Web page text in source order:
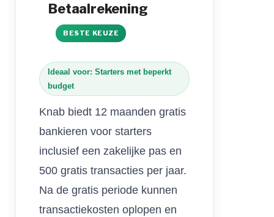
Betaalrekening
BESTE KEUZE
Ideaal voor: Starters met beperkt
budget
Knab biedt 12 maanden gratis
bankieren voor starters
inclusief een zakelijke pas en
500 gratis transacties per jaar.
Na de gratis periode kunnen
transactiekosten oplopen en